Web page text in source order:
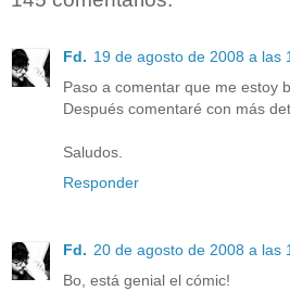
Fd. 19 de agosto de 2008 a las
Paso a comentar que me estoy
Después comentaré con más
Saludos.
Responder
Fd. 20 de agosto de 2008 a las
Bo, está genial el cómic!